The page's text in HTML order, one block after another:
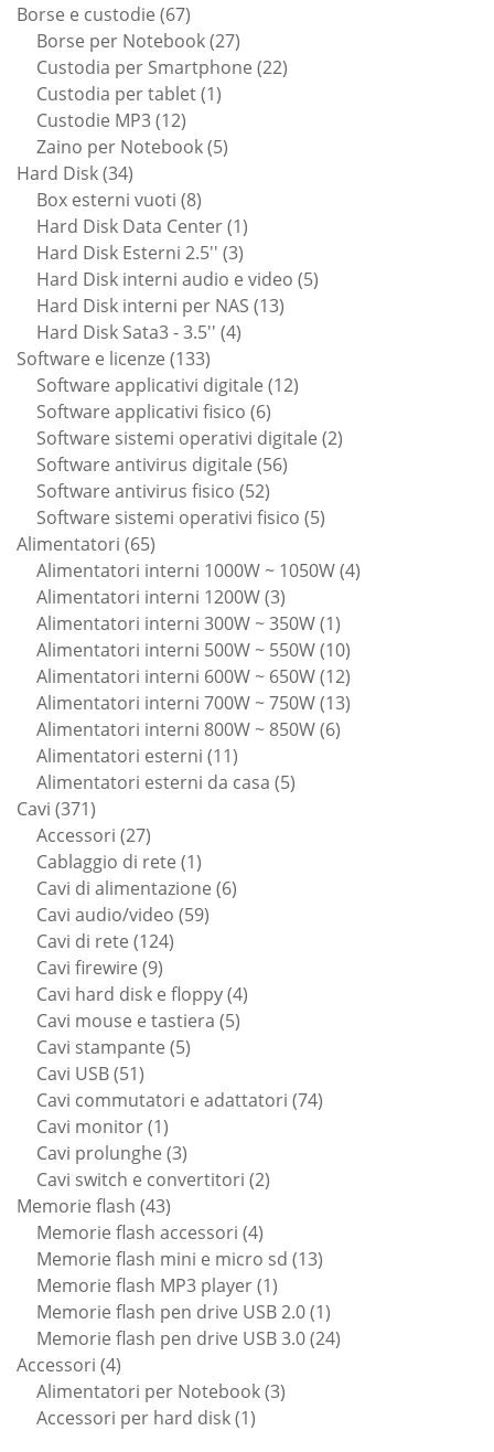
Borse e custodie 6767
prodotti
Borse per Notebook 2727
prodotti
Custodia per Smartphone 2222
Custodia per tablet 11
Custodie MP3 1212
prodotti
Zaino per Notebook 55
Hard Disk 3434
prodotti
Box esterni vuoti 88
prodotti
Hard Disk Data Center 11
prodotto
Hard Disk Esterni 2.5'' 33
prodotti
Hard Disk interni audio e video 55
Hard Disk interni per NAS 1313
Hard Disk Sata3 - 3.5'' 44
Software e licenze 133133
prodotti
Software applicativi digitale 1212
Software applicativi fisico 66
prodotti
Software sistemi operativi digitale 22
Software antivirus digitale 5656
Software antivirus fisico 5252
prodotti
Software sistemi operativi fisico 55
Alimentatori 6565
prodotti
Alimentatori interni 1000W ~ 1050W 44
Alimentatori interni 1200W 33
prodotti
Alimentatori interni 300W ~ 350W 11
prodotto
Alimentatori interni 500W ~ 550W 1010
prodotti
Alimentatori interni 600W ~ 650W 1212
prodotti
Alimentatori interni 700W ~ 750W 1313
Alimentatori interni 800W ~ 850W 66
Alimentatori esterni 1111
prodotti
Alimentatori esterni da casa 55
Cavi 371371
prodotti
Accessori 2727
prodotti
Cablaggio di rete 11
prodotto
Cavi di alimentazione 66
Cavi audio/video 5959
Cavi di rete 124124
Cavi firewire 99
prodotti
Cavi hard disk e floppy 44
Cavi mouse e tastiera 55
Cavi stampante 55
Cavi USB 5151
prodotti
Cavi commutatori e adattatori 7474
Cavi monitor 11
prodotto
Cavi prolunghe 33
prodotti
Cavi switch e convertitori 22
Memorie flash 4343
prodotti
Memorie flash accessori 44
prodotti
Memorie flash mini e micro sd 1313
Memorie flash MP3 player 11
prodotto
Memorie flash pen drive USB 2.0 11
prodotto
Memorie flash pen drive USB 3.0 2424
Accessori 44
prodotti
Alimentatori per Notebook 33
Accessori per hard disk 11